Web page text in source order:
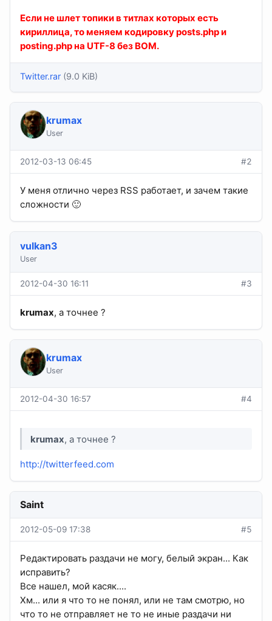
Если не шлет топики в титлах которых есть
кириллица, то меняем кодировку posts.php и
posting.php на UTF-8 без BOM.
Twitter.rar (9.0 KiB)
krumax
User
2012-03-13 06:45 #2
У меня отлично через RSS работает, и зачем такие
сложности 🙂
vulkan3
User
2012-04-30 16:11 #3
krumax, а точнее ?
krumax
User
2012-04-30 16:57 #4
krumax, а точнее ?
http://twitterfeed.com
Saint
2012-05-09 17:38 #5
Редактировать раздачи не могу, белый экран... Как
исправить?
Все нашел, мой касяк....
Хм... или я что то не понял, или не там смотрю, но
что то не отправляет не то не иные раздачи ни